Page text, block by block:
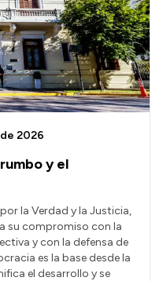
y el
2026
la Verdad y la Justicia,
su compromiso con la
y con la defensa de
es la base desde la
el desarrollo y se